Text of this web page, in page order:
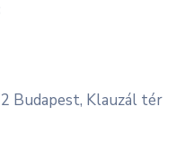
Budapest, Klauzál tér